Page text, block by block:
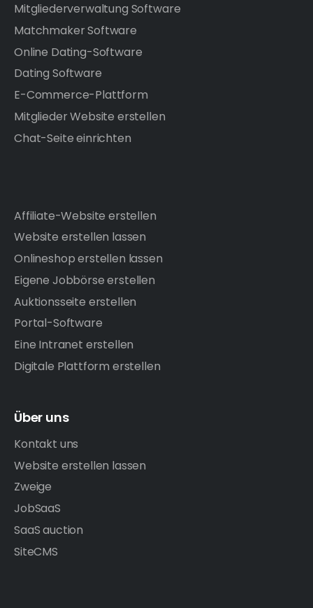
Mitgliederverwaltung Software
Matchmaker Software
Online Dating-Software
Dating Software
E-Commerce-Plattform
Mitglieder Website erstellen
Chat-Seite einrichten
Affiliate-Website erstellen
Website erstellen lassen
Onlineshop erstellen lassen
Eigene Jobbörse erstellen
Auktionsseite erstellen
Portal-Software
Eine Intranet erstellen
Digitale Plattform erstellen
Über uns
Kontakt uns
Website erstellen lassen
Zweige
JobSaaS
SaaS auction
SiteCMS